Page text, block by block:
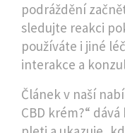
podráždění
sledujte reakci
používáte i jiné
interakce a
Článek v naší
CBD krém?“